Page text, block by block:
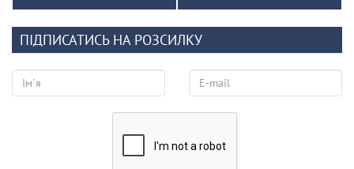
ПІДПИСАТИСЬ НА РОЗСИЛКУ